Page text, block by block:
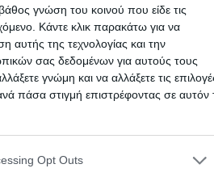
γνώση του κοινού που είδε τις
Κάντε κλικ παρακάτω για να
αυτής της τεχνολογίας και την
σας δεδομένων για αυτούς τους
γνώμη και να αλλάξετε τις
πάσα στιγμή επιστρέφοντας σε αυτόν
app uses one or more Google
information including but not limited to
Opt Outs
Λάρισα Ηράκλειο
Καλλιθέα Σέρρες Ρόδος
Καλαμάτα